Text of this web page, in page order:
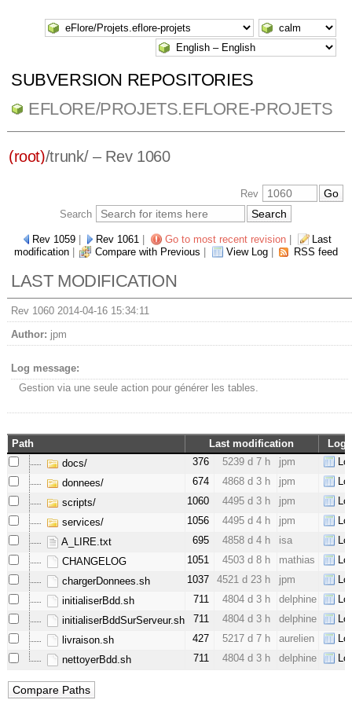
SUBVERSION REPOSITORIES
EFLORE/PROJETS.EFLORE-PROJETS
(root)/trunk/– Rev 1060
Rev
Search
Rev 1059 Rev 1061 Go to most recent revision
Last
modification
Compare with Previous View Log RSS feed
LAST MODIFICATION
Rev 1060 2014-04-16 15:34:11
Author: jpm
Log message:
Gestion via une seule action pour générer les tables.
Path Last modification
Log
docs/
376 5239 d 7 h jpm
donnees/
674 4868 d 3 h jpm
scripts/
1060 4495 d 3 h jpm
services/
1056 4495 d 4 h jpm
A_LIRE.txt
695 4858 d 4 h isa
CHANGELOG
1051 4503 d 8 h mathias
chargerDonnees.sh
1037 4521 d 23 h jpm
initialiserBdd.sh
711 4804 d 3 h delphine
initialiserBddSurServeur.sh
711 4804 d 3 h delphine
livraison.sh
427 5217 d 7 h aurelien
nettoyerBdd.sh
711 4804 d 3 h delphine